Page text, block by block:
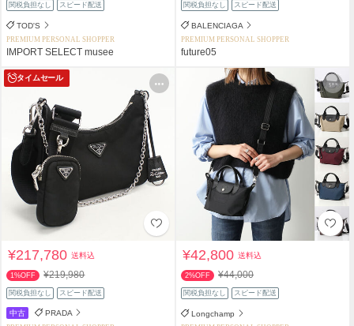
関税負担なし スピード配送
TOD'S
PREMIUM PERSONAL SHOPPER
IMPORT SELECT musee
関税負担なし スピード配送
BALENCIAGA
PREMIUM PERSONAL SHOPPER
future05
タイムセール
¥217,780送料込
1%OFF ¥219,980
関税負担なし スピード配送
中古 PRADA
¥42,800送料込
2%OFF ¥44,000
関税負担なし スピード配送
Longchamp